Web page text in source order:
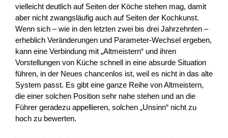
vielleicht deutlich auf Seiten der Köche stehen mag, damit
aber nicht zwangsläufig auch auf Seiten der Kochkunst.
Wenn sich – wie in den letzten zwei bis drei Jahrzehnten –
erheblich Veränderungen und Parameter-Wechsel ergeben,
kann eine Verbindung mit „Altmeistern“ und ihren
Vorstellungen von Küche schnell in eine absurde Situation
führen, in der Neues chancenlos ist, weil es nicht in das alte
System passt. Es gibt eine ganze Reihe von Altmeistern,
die einer solchen Position sehr nahe stehen und an die
Führer geradezu appellieren, solchen „Unsinn“ nicht zu
hoch zu bewerten.